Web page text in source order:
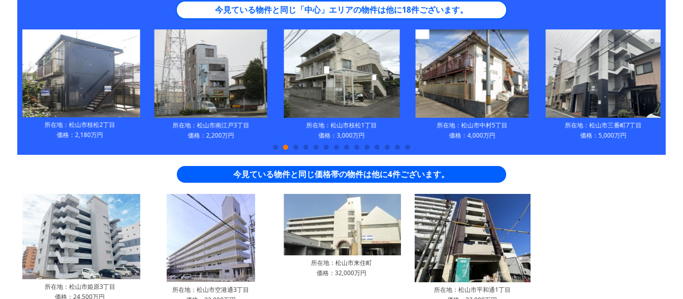
今見ている物件と同じ「中心」エリアの物件は他に18件ございます。
所在地：松山市枝松2丁目
価格：2,180万円
所在地：松山市南江戸3丁目
価格：2,200万円
所在地：松山市枝松1丁目
価格：3,000万円
所在地：松山市中村5丁目
価格：4,000万円
所在地：松山市三番町7丁目
価格：5,000万円
今見ている物件と同じ価格帯の物件は他に4件ございます。
所在地：松山市姫原3丁目
価格：24,500万円
所在地：松山市空港通3丁目
所在地：松山市来住町
価格：32,000万円
所在地：松山市平和通1丁目